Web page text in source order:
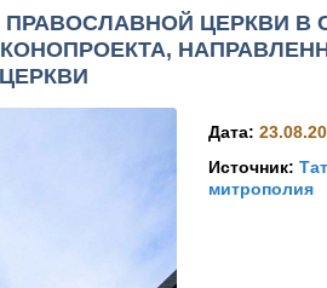
ЦЕРКВИ В
Дата:
Источник:
митрополия